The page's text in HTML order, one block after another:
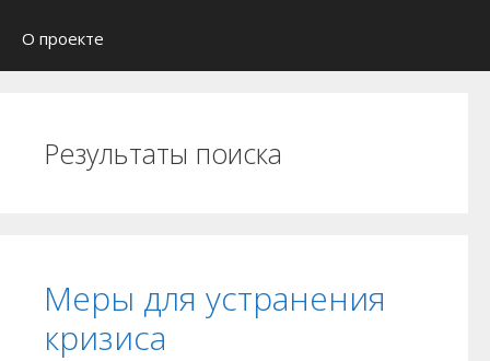
О проекте
Результаты поиска
Меры для устранения
кризиса